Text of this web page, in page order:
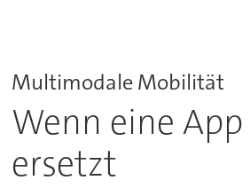
Multimodale Mobilität
Wenn eine
ersetzt